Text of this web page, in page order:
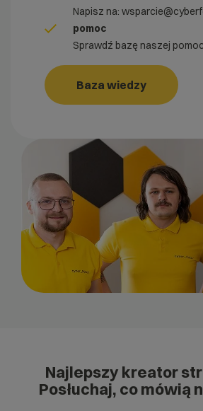
Napisz na:
pomoc
Sprawdź bazę naszej
Baza wiedzy
Najlepszy kreator
Posłuchaj, co mówią